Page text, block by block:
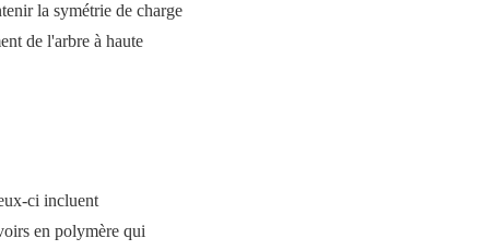
la symétrie de charge
de l'arbre à haute
ci incluent
en polymère qui